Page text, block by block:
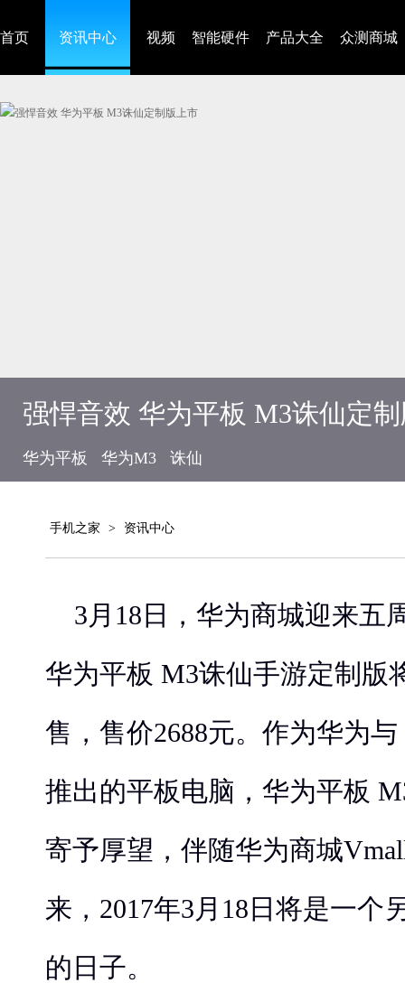
首页 资讯中心 视频 智能硬件 产品大全 众测商城
强悍音效 华为平板 M3诛仙定
华为平板 华为M3 诛仙
手机之家 > 资讯中心
3月18日，华为商城迎来五
华为平板 M3诛仙手游定制版
售，售价2688元。作为华为
推出的平板电脑，华为平板
寄予厚望，伴随华为商城
来，2017年3月18日将是一个
的日子。